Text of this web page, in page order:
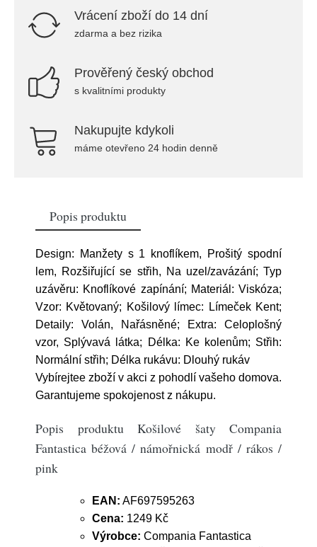
Vrácení zboží do 14 dní
zdarma a bez rizika
Prověřený český obchod
s kvalitními produkty
Nakupujte kdykoli
máme otevřeno 24 hodin denně
Popis produktu
Design: Manžety s 1 knoflíkem, Prošitý spodní
lem, Rozšiřující se střih, Na uzel/zavázání; Typ
uzávěru: Knoflíkové zapínání; Materiál: Viskóza;
Vzor: Květovaný; Košilový límec: Límeček Kent;
Detaily: Volán, Nařásněné; Extra: Celoplošný
vzor, Splývavá látka; Délka: Ke kolenům; Střih:
Normální střih; Délka rukávu: Dlouhý rukáv
Vybírejtee zboží v akci z pohodlí vašeho domova.
Garantujeme spokojenost z nákupu.
Popis produktu Košilové šaty Compania
Fantastica béžová / námořnická modř / rákos /
pink
EAN: AF697595263
Cena: 1249 Kč
Výrobce: Compania Fantastica